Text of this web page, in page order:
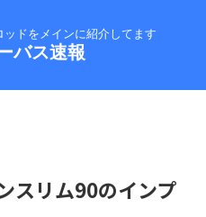
ドをメインに紹介してます
バス速報
スリム90のインプ